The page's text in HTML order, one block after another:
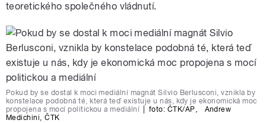
teoretického společného vládnutí.
Pokud by se dostal k moci mediální magnát Silvio Berlusconi, vznikla by
konstelace podobná té, která teď existuje u nás, kdy je ekonomická moc
propojena s mocí politickou a mediální
foto: ČTK/AP, Andrew
Medichini,ČTK